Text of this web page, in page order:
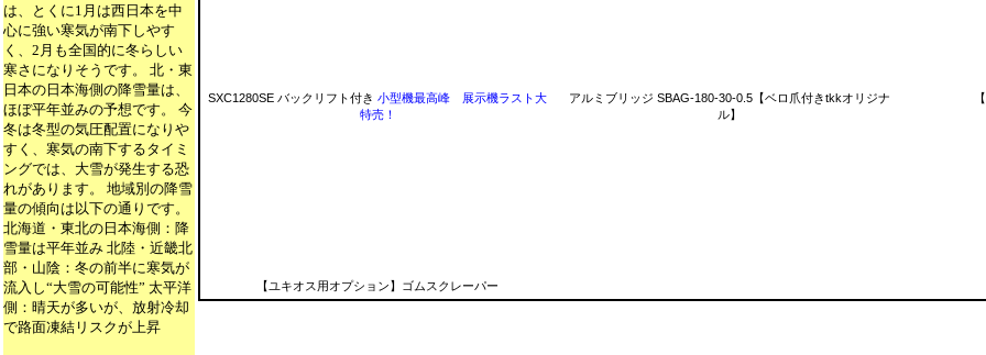
は、とくに1月は西日本を中
心に強い寒気が南下しやす
く、2月も全国的に冬らしい
寒さになりそうです。 北・東
日本の日本海側の降雪量は、
ほぼ平年並みの予想です。 今
冬は冬型の気圧配置になりや
すく、寒気の南下するタイミ
ングでは、大雪が発生する恐
れがあります。 地域別の降雪
量の傾向は以下の通りです。
北海道・東北の日本海側：降
雪量は平年並み 北陸・近畿北
部・山陰：冬の前半に寒気が
流入し“大雪の可能性” 太平洋
側：晴天が多いが、放射冷却
で路面凍結リスクが上昇
SXC1280SE バックリフト付き 小型機最高峰 展示機ラスト大
特売！
アルミブリッジ SBAG-180-30-0.5【ベロ爪付きtkkオリジナ
ル】
【ユキオス用オプション】ゴムスクレーパー